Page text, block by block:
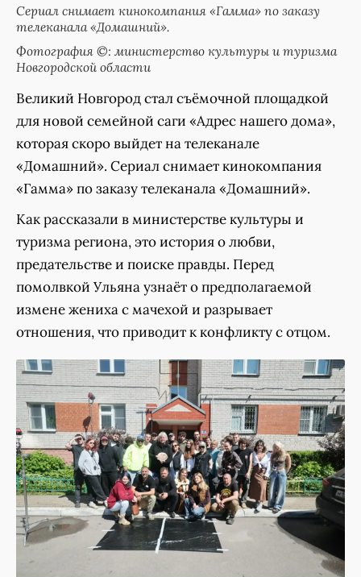
Сериал снимает кинокомпания «Гамма» по заказу
телеканала «Домашний».
Фотография ©: министерство культуры и туризма
Новгородской области
Великий Новгород стал съёмочной площадкой
для новой семейной саги «Адрес нашего дома»,
которая скоро выйдет на телеканале
«Домашний». Сериал снимает кинокомпания
«Гамма» по заказу телеканала «Домашний».
Как рассказали в министерстве культуры и
туризма региона, это история о любви,
предательстве и поиске правды. Перед
помолвкой Ульяна узнаёт о предполагаемой
измене жениха с мачехой и разрывает
отношения, что приводит к конфликту с отцом.